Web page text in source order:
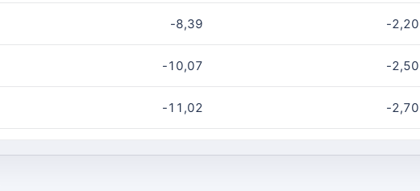
-8,39 -2,20
-10,07 -2,50
-11,02 -2,70